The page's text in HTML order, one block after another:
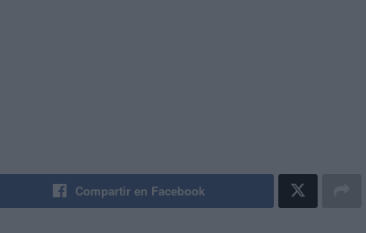
Compartir en Facebook